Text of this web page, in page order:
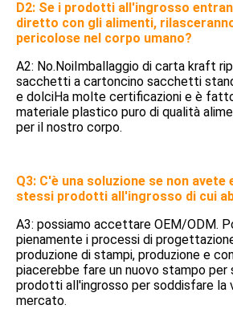
D2: Se i prodotti all'ingrosso
diretto con gli alimenti,
pericolose nel corpo umano?
A2: No.NoiImballaggio di carta kraft
sacchetti a cartoncino sacchetti
e dolciHa molte certificazioni e è
materiale plastico puro di qualità
per il nostro corpo.
Q3: C'è una soluzione se non
stessi prodotti all'ingrosso di cui
A3: possiamo accettare OEM/ODM.
pienamente i processi di
produzione di stampi, produzione e
piacerebbe fare un nuovo stampo per
prodotti all'ingrosso per soddisfare la
mercato.